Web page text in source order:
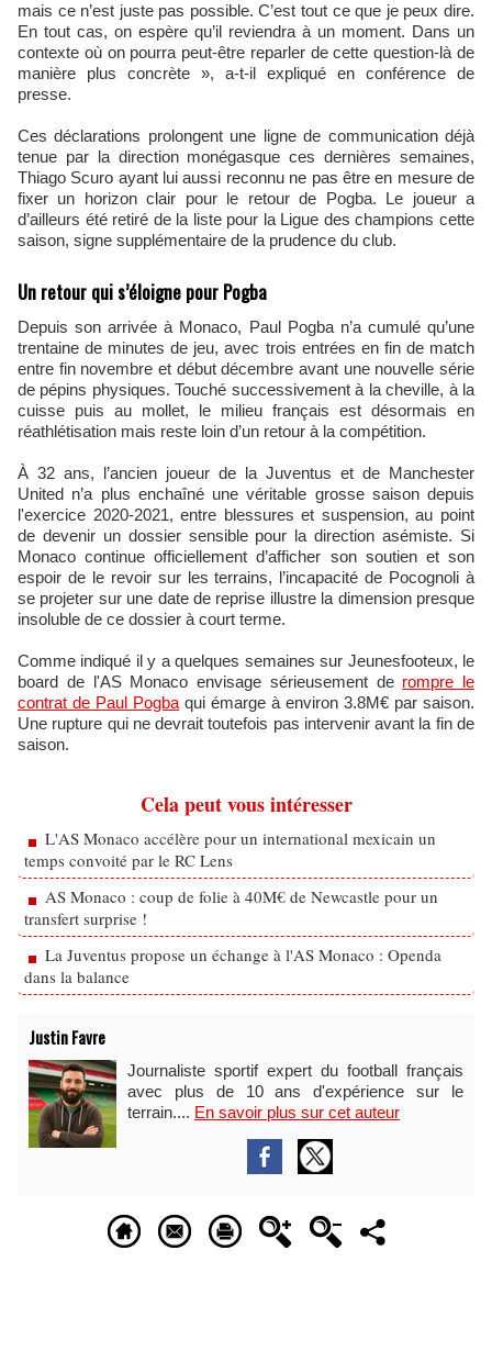
mais ce n’est juste pas possible. C’est tout ce que je peux dire.
En tout cas, on espère qu’il reviendra à un moment. Dans un
contexte où on pourra peut-être reparler de cette question-là de
manière plus concrète », a-t-il expliqué en conférence de
presse.
Ces déclarations prolongent une ligne de communication déjà
tenue par la direction monégasque ces dernières semaines,
Thiago Scuro ayant lui aussi reconnu ne pas être en mesure de
fixer un horizon clair pour le retour de Pogba. Le joueur a
d’ailleurs été retiré de la liste pour la Ligue des champions cette
saison, signe supplémentaire de la prudence du club.
Un retour qui s’éloigne pour Pogba
Depuis son arrivée à Monaco, Paul Pogba n’a cumulé qu’une
trentaine de minutes de jeu, avec trois entrées en fin de match
entre fin novembre et début décembre avant une nouvelle série
de pépins physiques. Touché successivement à la cheville, à la
cuisse puis au mollet, le milieu français est désormais en
réathlétisation mais reste loin d’un retour à la compétition.
À 32 ans, l’ancien joueur de la Juventus et de Manchester
United n’a plus enchaîné une véritable grosse saison depuis
l'exercice 2020-2021, entre blessures et suspension, au point
de devenir un dossier sensible pour la direction asémiste. Si
Monaco continue officiellement d’afficher son soutien et son
espoir de le revoir sur les terrains, l’incapacité de Pocognoli à
se projeter sur une date de reprise illustre la dimension presque
insoluble de ce dossier à court terme.
Comme indiqué il y a quelques semaines sur Jeunesfooteux, le
board de l'AS Monaco envisage sérieusement de rompre le
contrat de Paul Pogba qui émarge à environ 3.8M€ par saison.
Une rupture qui ne devrait toutefois pas intervenir avant la fin de
saison.
Cela peut vous intéresser
L'AS Monaco accélère pour un international mexicain un
temps convoité par le RC Lens
AS Monaco : coup de folie à 40M€ de Newcastle pour un
transfert surprise !
La Juventus propose un échange à l'AS Monaco : Openda
dans la balance
Justin Favre
Journaliste sportif expert du football français
avec plus de 10 ans d'expérience sur le
terrain.... En savoir plus sur cet auteur